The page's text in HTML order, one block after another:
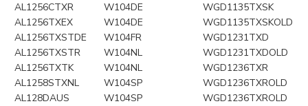
AL1256CTXR
W104DE
WGD1135TXSK
AL1256TXEX
W104DE
WGD1135TXSKOLD
AL1256TXSTDE
W104FR
WGD1231TXD
AL1256TXSTR
W104NL
WGD1231TXDOLD
AL1256TXTK
W104NL
WGD1236TXR
AL1258STXNL
W104SP
WGD1236TXROLD
AL128DAUS
W104SP
WGD1236TXROLD